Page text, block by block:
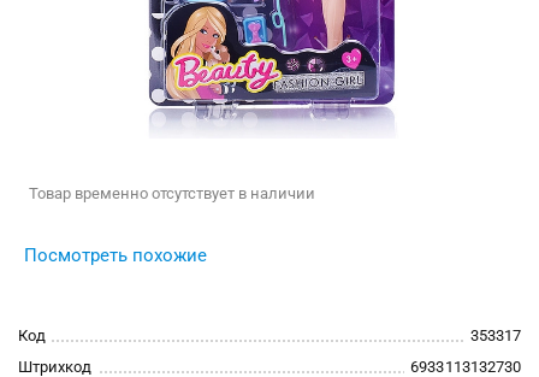
Товар временно отсутствует в наличии
Посмотреть похожие
Код
353317
Штрихкод
6933113132730